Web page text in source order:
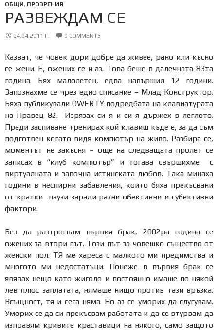
ОБЩИ, ПРОЗРЕНИЯ
РАЗВЕЖДАМ СЕ
04.04.2011 Г. 9 COMMENTS
Казват, че човек дори добре да живее, рано или късно
се жени. Е, ожених се и аз. Това беше в далечната 83та
година. Бях малолетен, едва навършил 12 години.
Запознахме се чрез едно списание – Млад Конструктор.
Бяха публикували QWERTY подредбата на клавиатурата
на Правец 82. Изрязах си я и си я държех в леглото.
Преди заспиване тренирах кой клавиш къде е, за да съм
подготвен когато видя компютър на живо. Разбира се,
моментът не закъсня – още на следващата пролет се
записах в “клуб компютър” и тогава свършихме с
виртуалната и започна истинската любов. Така минаха
години в неспирни забавления, които бяха прекъсвани
от кратки паузи заради разни обективни и субективни
фактори.
Без да разтрогвам първия брак, 2002ра година се
ожених за втори път. Този път за човешко същество от
женски пол. ТЯ ме хареса с малкото ми предимства и
многото ми недостатъци. Понеже в първия брак се
явявах нещо като жиголо и постоянно имаше по някой
лев плюс заплатата, нямаше нищо против тази връзка.
Всъщност, тя и сега няма. Но аз се уморих да слугувам.
Уморих се да си прекъсвам работата и да се втурвам да
изправям кривите краставици на някого, само защото